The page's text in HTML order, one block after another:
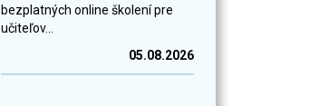
bezplatných online školení pre
učiteľov...
05.08.2026